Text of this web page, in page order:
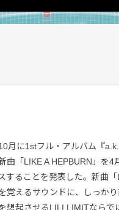
月に1stフル・アルバム『
曲「LIKE A HEPBURN」を4
することを発表した。新曲
覚えるサウンドに、しっか
想起させるLILI LIMITなら